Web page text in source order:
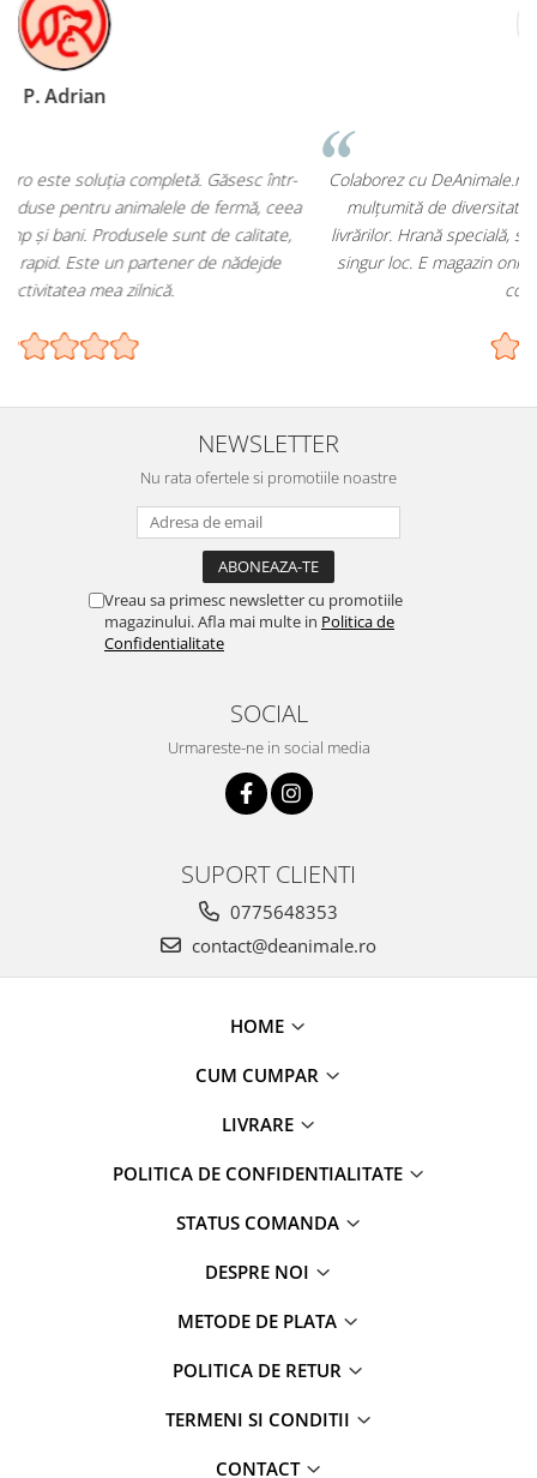
Colaborez cu DeAnimale.ro pentru cabinetul meu și sunt foarte
mulțumită de diversitatea produselor și de promptitudinea
livrărilor. Hrană specială, suplimente și accesorii – toate într-un
singur loc. E magazin online pe care îl pot recomanda oricărui
NEWSLETTER
Nu rata ofertele si promotiile noastre
Vreau sa primesc newsletter cu promotiile
magazinului. Afla mai multe in Politica de
Confidentialitate
SOCIAL
Urmareste-ne in social media
SUPORT CLIENTI
0775648353
contact@deanimale.ro
HOME
CUM CUMPAR
LIVRARE
POLITICA DE CONFIDENTIALITATE
STATUS COMANDA
DESPRE NOI
METODE DE PLATA
POLITICA DE RETUR
TERMENI SI CONDITII
CONTACT